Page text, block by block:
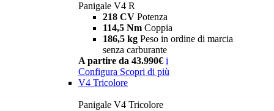
Panigale V4 R
218 CV Potenza
114,5 Nm Coppia
186,5 kg Peso in ordine di marcia
senza carburante
A partire da 43.990€ i
Configura Scopri di più
V4 Tricolore
Panigale V4 Tricolore